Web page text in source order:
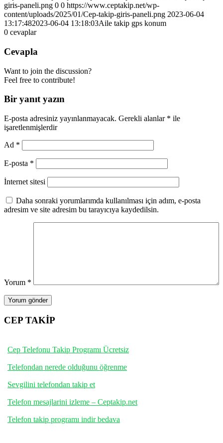
giris-paneli.png 0 0 https://www.ceptakip.net/wp-
content/uploads/2025/01/Cep-takip-giris-paneli.png 2023-06-04
13:17:482023-06-04 13:18:03Aile takip gps konum
0 cevaplar
Cevapla
Want to join the discussion?
Feel free to contribute!
Bir yanıt yazın
E-posta adresiniz yayınlanmayacak. Gerekli alanlar * ile
işaretlenmişlerdir
Ad *
E-posta *
İnternet sitesi
Daha sonraki yorumlarımda kullanılması için adım, e-posta
adresim ve site adresim bu tarayıcıya kaydedilsin.
Yorum *
CEP TAKİP
Cep Telefonu Takip Programı Ücretsiz
Telefondan nerede olduğunu öğrenme
Sevgilini telefondan takip et
Telefon mesajlarini izleme – Ceptakip.net
Telefon takip programı indir bedava